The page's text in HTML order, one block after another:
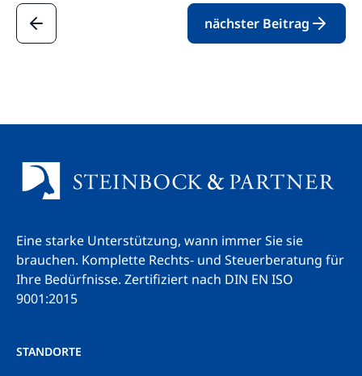
nächster Beitrag
Eine starke Unterstützung, wann immer Sie sie
brauchen. Komplette Rechts- und Steuerberatung für
Ihre Bedürfnisse. Zertifiziert nach DIN EN ISO
9001:2015
STANDORTE